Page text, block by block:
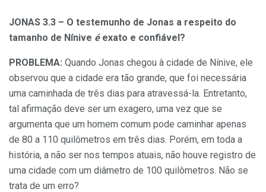
JONAS 3.3 – O testemunho de Jonas a respeito do
tamanho de Nínive é exato e confiável?
PROBLEMA: Quando Jonas chegou à cidade de Nínive, ele
observou que a cidade era tão grande, que foi necessária
uma caminhada de três dias para atravessá-la. Entretanto,
tal afirmação deve ser um exagero, uma vez que se
argumenta que um homem comum pode caminhar apenas
de 80 a 110 quilômetros em três dias. Porém, em toda a
história, a não ser nos tempos atuais, não houve registro de
uma cidade com um diâmetro de 100 quilômetros. Não se
trata de um erro?